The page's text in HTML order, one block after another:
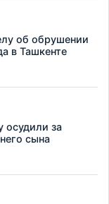
об обрушении
в Ташкенте
осудили за
сына